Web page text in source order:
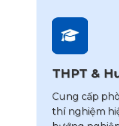
THPT &
Cung cấp
thí nghiệm